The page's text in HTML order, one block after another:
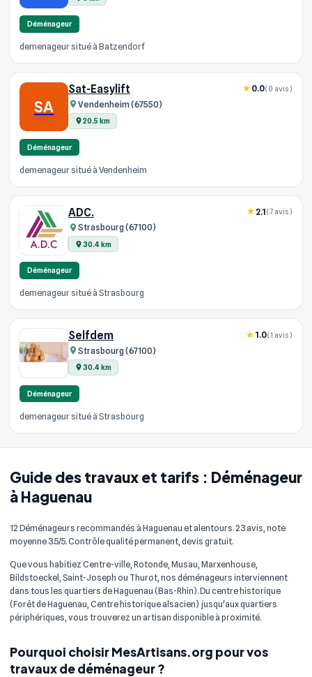
Guide des travaux et tarifs : Déménageur
à Haguenau
12 Déménageurs recommandés à Haguenau et alentours. 23 avis, note
moyenne 3.5/5. Contrôle qualité permanent, devis gratuit.
Que vous habitiez Centre-ville, Rotonde, Musau, Marxenhouse,
Bildstoeckel, Saint-Joseph ou Thurot, nos déménageurs interviennent
dans tous les quartiers de Haguenau (Bas-Rhin). Du centre historique
(Forêt de Haguenau, Centre historique alsacien) jusqu'aux quartiers
périphériques, vous trouverez un artisan disponible à proximité.
Pourquoi choisir MesArtisans.org pour vos
travaux de déménageur ?
Déménageur
demenageur situé à Batzendorf
SA
Sat-Easylift
Vendenheim (67550)
20.5 km
0.0(0 avis)
Déménageur
demenageur situé à Vendenheim
ADC.
Strasbourg (67100)
30.4 km
2.1(7 avis)
Déménageur
demenageur situé à Strasbourg
Selfdem
Strasbourg (67100)
30.4 km
1.0(1 avis)
Déménageur
demenageur situé à Strasbourg